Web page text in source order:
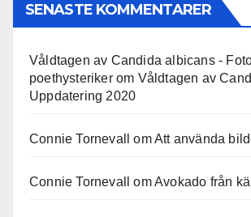
SENASTE KOMMENTARER
Våldtagen av Candida albicans -
poethysterikerom Våldtagen av
Uppdatering 2020
Connie Tornevall omAtt använda
Connie Tornevall omAvokado från